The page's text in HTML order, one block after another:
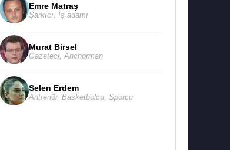
Emre Matraş
Şarkıcı İş adamı
Murat Birsel
Gazeteci Anchorman
Selen Erdem
Antrenör, Basketbolcu Sporcu